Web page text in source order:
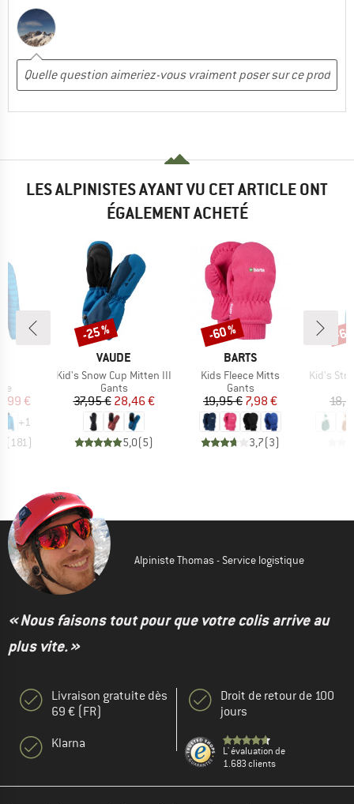
LES ALPINISTES AYANT VU CET ARTICLE ONT
ÉGALEMENT ACHETÉ
réduit
€
+1
(181)
MARQUE
VAUDE
Article
Kid's Snow Cup Mitten III
Product group
Gants
Prix
37,95 € Prix réduit
28,46 €
5,0(5)
Remise
-25 %
MARQUE
BARTS
Article
Kids Fleece Mitts
Product group
Gants
Prix
19,95 €Prix réduit
7,98 €
3,7(3)
Remise
-60 %
Article
Kid's
-
Alpiniste Thomas - Service logistique
« Nous faisons tout pour que votre colis arrive au
plus vite. »
Livraison gratuite dès
69 € (FR)
Klarna
Droit de retour de 100
jours
L' évaluation de
1.683 clients